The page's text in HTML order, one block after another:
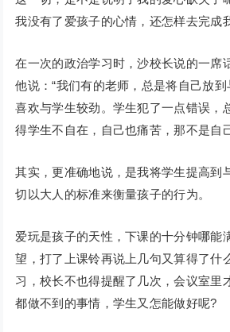
我没有了爱孩子的心情，还怎样去完成
在一次的政治学习时，沙校长说的一席
他说：“我们有的老师，总是将自己放到
喜欢与学生较劲。学生犯了一点错误，
得学生不自在，自己也痛苦，那不是自
其实，更准确地说，是我将学生提高到
切以大人的标准来衡量孩子的行为。
爱玩是孩子的天性，下课的十分钟哪能
望，打了上课铃再说上几句又算得了什
习，校长不也得提醒了几次，会议室里
都做不到的事情，学生又怎能做好呢?